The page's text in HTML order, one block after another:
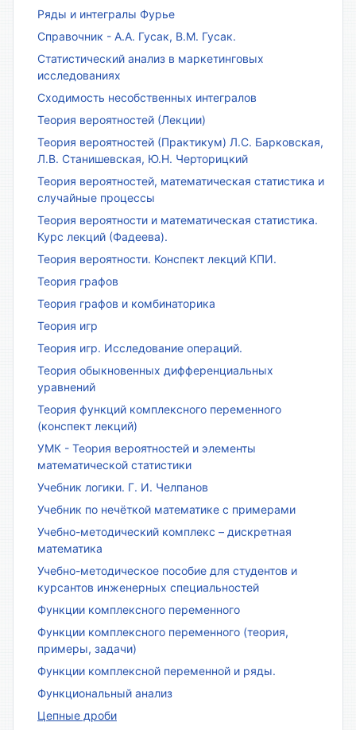
Ряды и интегралы Фурье
Справочник - А.А. Гусак, В.М. Гусак.
Статистический анализ в маркетинговых
исследованиях
Сходимость несобственных интегралов
Теория вероятностей (Лекции)
Теория вероятностей (Практикум) Л.С. Барковская,
Л.В. Станишевская, Ю.Н. Черторицкий
Теория вероятностей, математическая статистика и
случайные процессы
Теория вероятности и математическая статистика.
Курс лекций (Фадеева).
Теория вероятности. Конспект лекций КПИ.
Теория графов
Теория графов и комбинаторика
Теория игр
Теория игр. Исследование операций.
Теория обыкновенных дифференциальных
уравнений
Теория функций комплексного переменного
(конспект лекций)
УМК - Теория вероятностей и элементы
математической статистики
Учебник логики. Г. И. Челпанов
Учебник по нечёткой математике с примерами
Учебно-методический комплекс – дискретная
математика
Учебно-методическое пособие для студентов и
курсантов инженерных специальностей
Функции комплексного переменного
Функции комплексного переменного (теория,
примеры, задачи)
Функции комплексной переменной и ряды.
Функциональный анализ
Цепные дроби